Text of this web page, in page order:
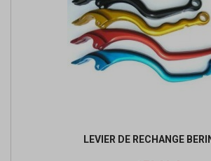
LEVIER DE RECHANGE